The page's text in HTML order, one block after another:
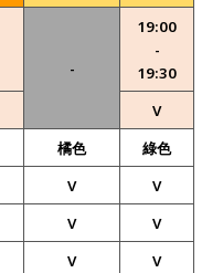
-
19:00
-
19:30
V
橘色
綠色
V
V
V
V
V
V